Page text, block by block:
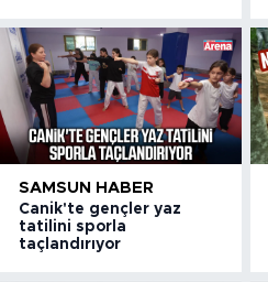
SAMSUN HABER
Canik'te gençler yaz
tatilini sporla
taçlandırıyor